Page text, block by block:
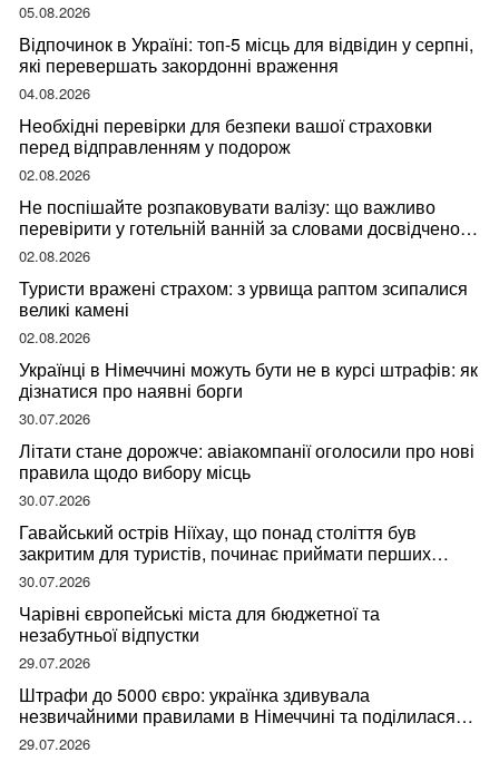
05.08.2026
Відпочинок в Україні: топ-5 місць для відвідин у серпні,
які перевершать закордонні враження
04.08.2026
Необхідні перевірки для безпеки вашої страховки
перед відправленням у подорож
02.08.2026
Не поспішайте розпаковувати валізу: що важливо
перевірити у готельній ванній за словами досвідченої
мандрівниці
02.08.2026
Туристи вражені страхом: з урвища раптом зсипалися
великі камені
02.08.2026
Українці в Німеччині можуть бути не в курсі штрафів: як
дізнатися про наявні борги
30.07.2026
Літати стане дорожче: авіакомпанії оголосили про нові
правила щодо вибору місць
30.07.2026
Гавайський острів Ніїхау, що понад століття був
закритим для туристів, починає приймати перших
відвідувачів
30.07.2026
Чарівні європейські міста для бюджетної та
незабутньої відпустки
29.07.2026
Штрафи до 5000 євро: українка здивувала
незвичайними правилами в Німеччині та поділилася
правдою
29.07.2026